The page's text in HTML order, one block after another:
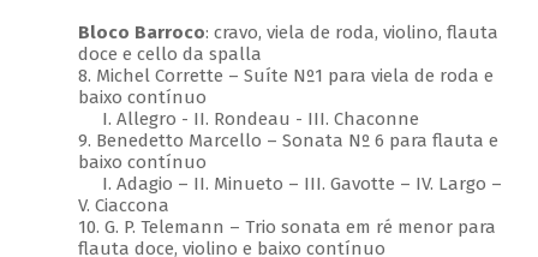
Bloco Barroco: cravo, viela de roda, violino, flauta
doce e cello da spalla
8. Michel Corrette – Suíte Nº1 para viela de roda e
baixo contínuo
I. Allegro - II. Rondeau - III. Chaconne
9. Benedetto Marcello – Sonata Nº 6 para flauta e
baixo contínuo
I. Adagio – II. Minueto – III. Gavotte – IV. Largo –
V. Ciaccona
10. G. P. Telemann – Trio sonata em ré menor para
flauta doce, violino e baixo contínuo